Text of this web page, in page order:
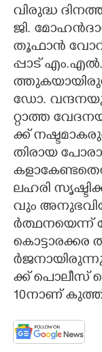
വി​രു​ദ്ധ​
ജി.​
​തൂ​ഫാ​ൻ​
പ്പാ​ട്
ഡോ.​
റ്റാ​ത്ത​
ക്ക്
തി​രാ​യ​
​ല​ഹ​രി​
വും​
ക്ക് ​പൊ​ലീ​സ്‌​
10​നാ​ണ്